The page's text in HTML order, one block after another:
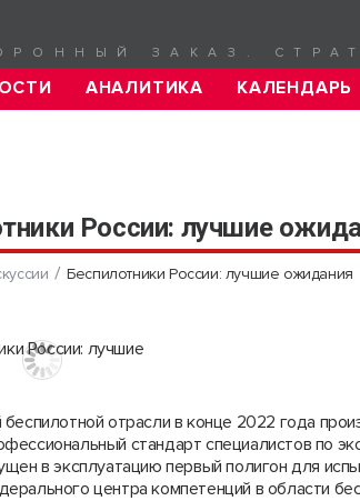
ЗАКАЗ.
АНАЛИТИКА КАЛЕНДАРЬ
России: лучшие
Беспилотники России: лучшие ожидания
беспилотной отрасли в конце 2022 года
стандарт специалистов по
в эксплуатацию первый полигон для
центра компетенций в области